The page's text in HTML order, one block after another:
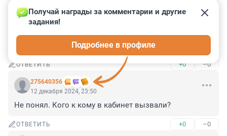
ОТВЕТИТЬ –0
Гость
ОТВЕТИТЬ +0 –0
275640356
Получай награды за комментарии и другие
задания!
Подробнее в профиле
12 декабря 2024, 23:50
Не понял. Кого к кому в кабинет вызвали?
ОТВЕТИТЬ +0 –0